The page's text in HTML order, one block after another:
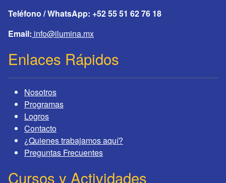
Teléfono / WhatsApp: +52 55 51 62 76 18
Email: info@ilumina.mx
Enlaces Rápidos
Nosotros
Programas
Logros
Contacto
¿Quienes trabajamos aquí?
Preguntas Frecuentes
Cursos y Actividades